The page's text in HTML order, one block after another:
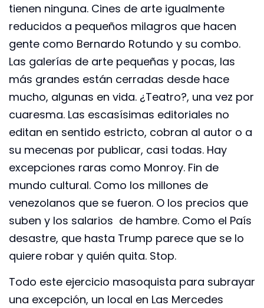
tienen ninguna. Cines de arte igualmente
reducidos a pequeños milagros que hacen
gente como Bernardo Rotundo y su combo.
Las galerías de arte pequeñas y pocas, las
más grandes están cerradas desde hace
mucho, algunas en vida. ¿Teatro?, una vez por
cuaresma. Las escasísimas editoriales no
editan en sentido estricto, cobran al autor o a
su mecenas por publicar, casi todas. Hay
excepciones raras como Monroy. Fin de
mundo cultural. Como los millones de
venezolanos que se fueron. O los precios que
suben y los salarios de hambre. Como el País
desastre, que hasta Trump parece que se lo
quiere robar y quién quita. Stop.
Todo este ejercicio masoquista para subrayar
una excepción, un local en Las Mercedes